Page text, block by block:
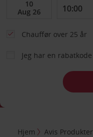
Chauffør over 25 år
Jeg har en rabatkode
Hjem Avis Produkter